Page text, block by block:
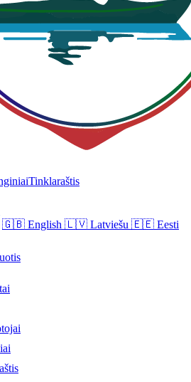
Tinklaraštis
🇬🇧 English 🇱🇻 Latviešu 🇪🇪 Eesti